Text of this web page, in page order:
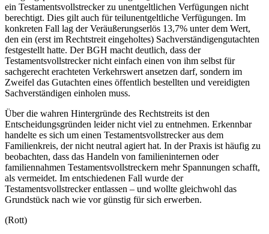
ein Testamentsvollstrecker zu unentgeltlichen Verfügungen nicht
berechtigt. Dies gilt auch für teilunentgeltliche Verfügungen. Im
konkreten Fall lag der Veräußerungserlös 13,7% unter dem Wert,
den ein (erst im Rechtstreit eingeholtes) Sachverständigengutachten
festgestellt hatte. Der BGH macht deutlich, dass der
Testamentsvollstrecker nicht einfach einen von ihm selbst für
sachgerecht erachteten Verkehrswert ansetzen darf, sondern im
Zweifel das Gutachten eines öffentlich bestellten und vereidigten
Sachverständigen einholen muss.
Über die wahren Hintergründe des Rechtstreits ist den
Entscheidungsgründen leider nicht viel zu entnehmen. Erkennbar
handelte es sich um einen Testamentsvollstrecker aus dem
Familienkreis, der nicht neutral agiert hat. In der Praxis ist häufig zu
beobachten, dass das Handeln von familieninternen oder
familiennahmen Testamentsvollstreckern mehr Spannungen schafft,
als vermeidet. Im entschiedenen Fall wurde der
Testamentsvollstrecker entlassen – und wollte gleichwohl das
Grundstück nach wie vor günstig für sich erwerben.
(Rott)